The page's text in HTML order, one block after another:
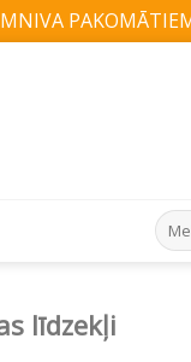
for:
līdzekļi